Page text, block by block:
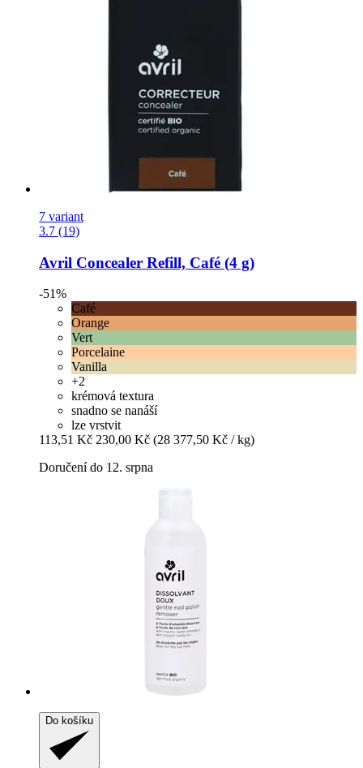
7 variant
3.7 (19)
Avril Concealer Refill, Café (4 g)
-51%
Café
Orange
Vert
Porcelaine
Vanilla
+2
krémová textura
snadno se nanáší
lze vrstvit
113,51 Kč 230,00 Kč (28 377,50 Kč / kg)
Doručení do 12. srpna
Do košíku